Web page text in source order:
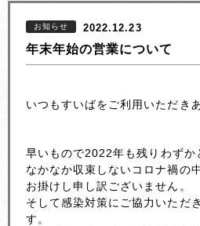
お知らせ 2022.12.23
年末年始の営業について
いつもすいばをご利用いただき
早いもので2022年も残りわずか
なかなか収束しないコロナ禍の
お掛けし申し訳ございません。
そして感染対策にご協力いただ
す。